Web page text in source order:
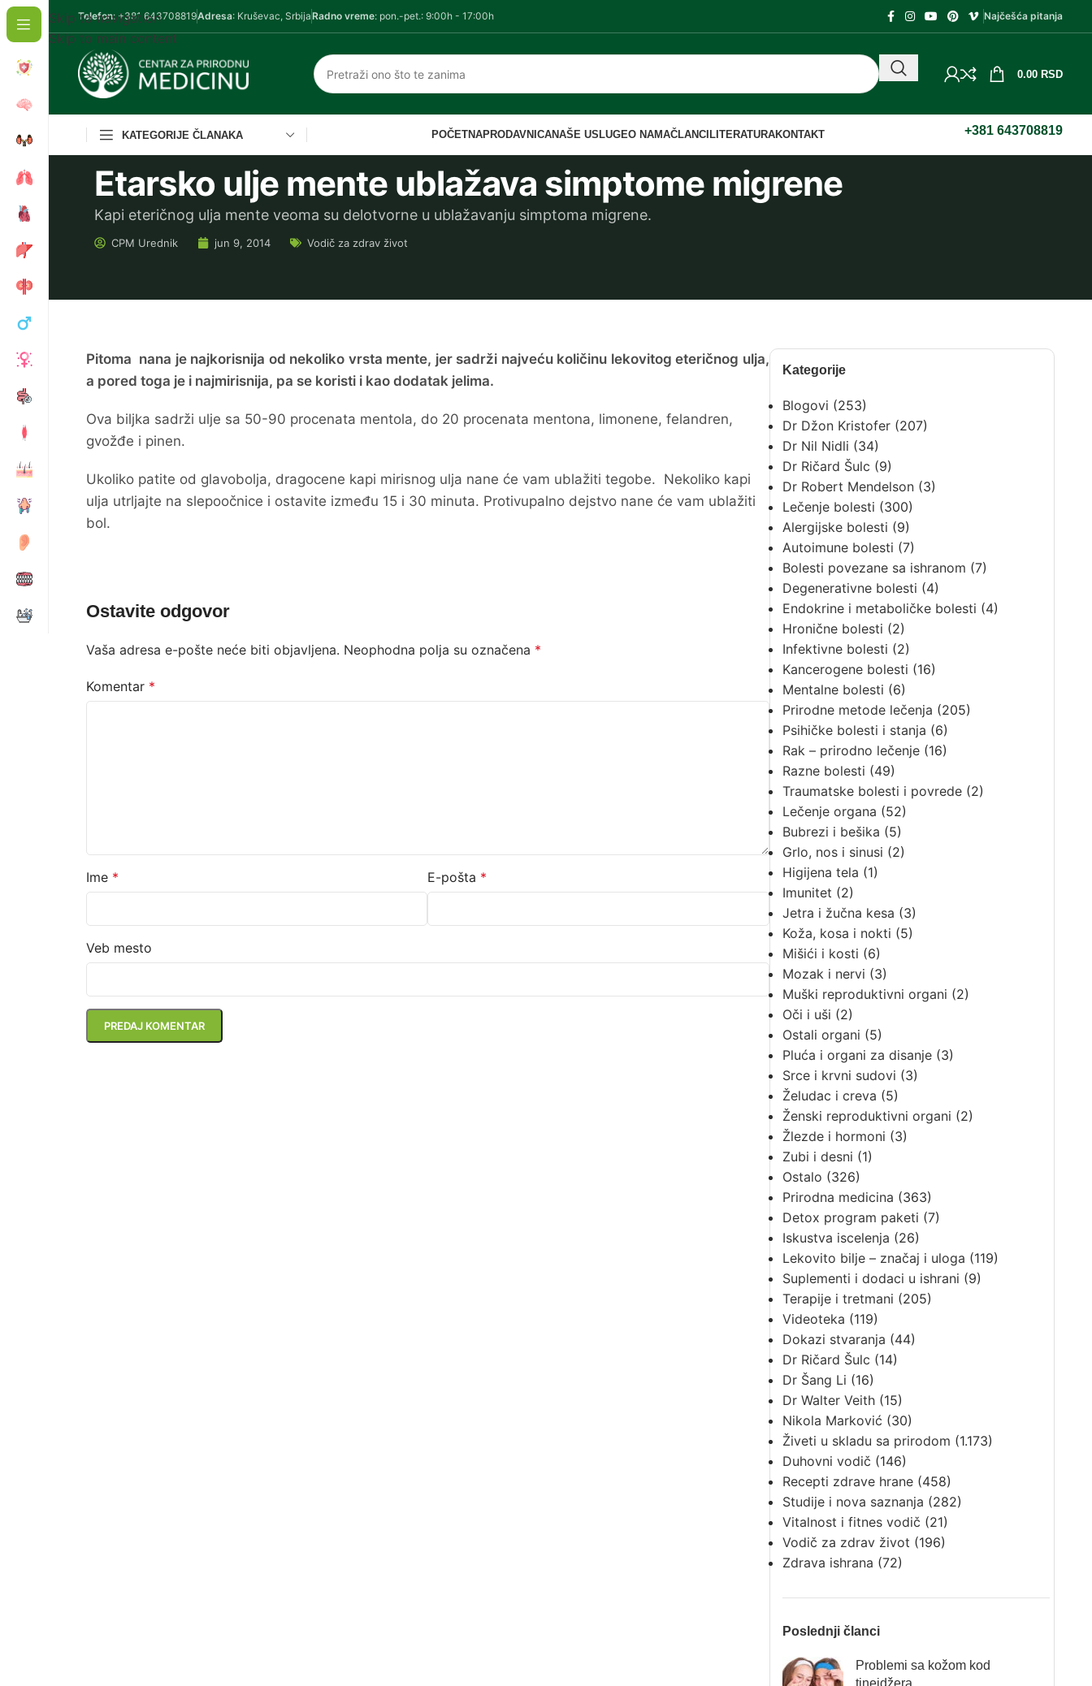
Skip to navigation
Skip to main content
Telefon: +381 643708819Adresa: Kruševac, SrbijaRadno vreme: pon.-pet.: 9:00h - 17:00h Najčešća pitanja
0.00 RSD
KATEGORIJE ČLANAKA POČETNAPRODAVNICANAŠE USLUGEO NAMAČLANCI LITERATURAKONTAKT +381 643708819
Etarsko ulje mente ublažava simptome migrene
Kapi eteričnog ulja mente veoma su delotvorne u ublažavanju simptoma migrene.
CPM Urednik jun 9, 2014 Vodič za zdrav život
Kategorije
Blogovi (253)
Dr Džon Kristofer(207)
Dr Nil Nidli (34)
Dr Ričard Šulc (9)
Dr Robert Mendelson(3)
Lečenje bolesti (300)
Alergijske bolesti (9)
Autoimune bolesti (7)
Bolesti povezane sa ishranom (7)
Degenerativne bolesti (4)
Endokrine i metaboličke bolesti (4)
Hronične bolesti (2)
Infektivne bolesti (2)
Kancerogene bolesti (16)
Mentalne bolesti (6)
Prirodne metode lečenja (205)
Psihičke bolesti i stanja (6)
Rak – prirodno lečenje(16)
Razne bolesti (49)
Traumatske bolesti i povrede(2)
Lečenje organa (52)
Bubrezi i bešika (5)
Grlo, nos i sinusi (2)
Higijena tela (1)
Imunitet (2)
Jetra i žučna kesa (3)
Koža, kosa i nokti (5)
Mišići i kosti (6)
Mozak i nervi (3)
Muški reproduktivni organi (2)
Oči i uši (2)
Ostali organi (5)
Pluća i organi za disanje(3)
Srce i krvni sudovi (3)
Želudac i creva (5)
Ženski reproduktivni organi (2)
Žlezde i hormoni (3)
Zubi i desni (1)
Ostalo (326)
Prirodna medicina (363)
Detox program paketi (7)
Iskustva iscelenja (26)
Lekovito bilje – značaj i uloga (119)
Suplementi i dodaci u ishrani (9)
Terapije i tretmani (205)
Videoteka (119)
Dokazi stvaranja (44)
Dr Ričard Šulc (14)
Dr Šang Li (16)
Dr Walter Veith(15)
Nikola Marković (30)
Živeti u skladu sa prirodom (1.173)
Duhovni vodič (146)
Recepti zdrave hrane(458)
Studije i nova saznanja (282)
Vitalnost i fitnes vodič (21)
Vodič za zdrav život (196)
Zdrava ishrana (72)
Poslednji članci
Problemi sa kožom kod
tinejdžera
Pitoma nana je najkorisnija od nekoliko vrsta mente, jer sadrži najveću količinu lekovitog eteričnog ulja,
a pored toga je i najmirisnija, pa se koristi i kao dodatak jelima.
Ova biljka sadrži ulje sa 50-90 procenata mentola, do 20 procenata mentona, limonene, felandren,
gvožđe i pinen.
Ukoliko patite od glavobolja, dragocene kapi mirisnog ulja nane će vam ublažiti tegobe. Nekoliko kapi
ulja utrljajte na slepoočnice i ostavite između 15 i 30 minuta. Protivupalno dejstvo nane će vam ublažiti
bol.
Ostavite odgovor
Vaša adresa e-pošte neće biti objavljena. Neophodna polja su označena *
Komentar *
Ime * E-pošta *
Veb mesto